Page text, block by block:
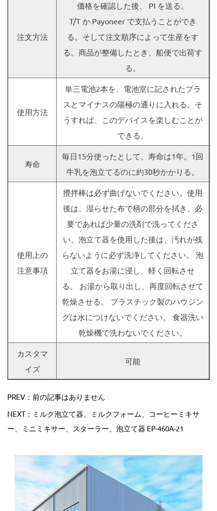
注文方法
価格を確認した後、 PI を送る。
T/T か Payoneer で支払うことができ
る。そして注文順序によって生産をす
る。商品が整備したとき、船便で出荷す
る。
使用方法
単三電池2本を、電池室に記されたプラ
スとマイナスの陽極の通りに入れる。そ
うすれば、このデバイスを楽しむことが
できる。
寿命
毎日15分使ったとして、寿命は1年。1回
牛乳を泡立てるのに約30秒かかりる。
使用上の
注意事項
攪拌棒は必ず曲げないでください。使用
後は、湿らせた布で柄の部分を拭き、必
要であれば少量の洗剤で洗ってくださ
い。泡立て器を使用した後は、汚れが残
らないように必ず洗浄してください。 泡
立て器をお湯に浸し、軽く回転させ
る。 お湯から取り出し、再度回転させて
乾燥させる。 プラスチック製のハウジン
グは水につけないでください。 食器洗い
乾燥機で洗わないでください。
カスタマ
イズ
可能
PREV：前の記事はありません
NEXT：ミルク泡立て器、ミルクフォーム、コーヒーミキサ
ー、ミニミキサー、スターラー、泡立て器 EP-460A-21